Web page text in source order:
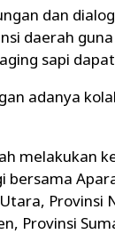
dan
daerah
sapi
adanya
melakukan
bersama
Provinsi
Provinsi